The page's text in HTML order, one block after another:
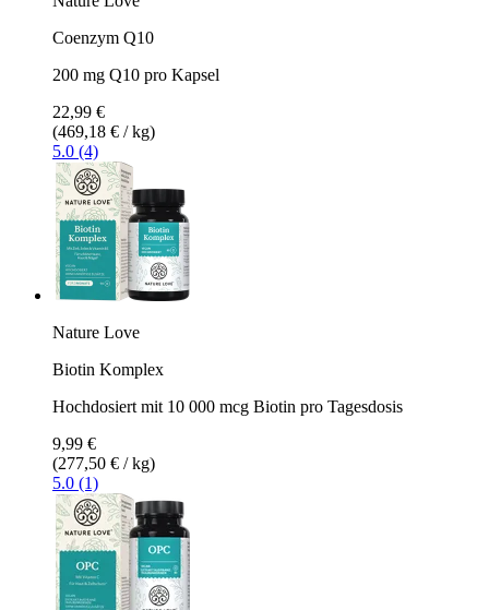
Coenzym Q10
200 mg Q10 pro Kapsel
22,99 €
(469,18 € / kg)
5.0 (4)
Nature Love
Biotin Komplex
Hochdosiert mit 10 000 mcg Biotin pro Tagesdosis
9,99 €
(277,50 € / kg)
5.0 (1)